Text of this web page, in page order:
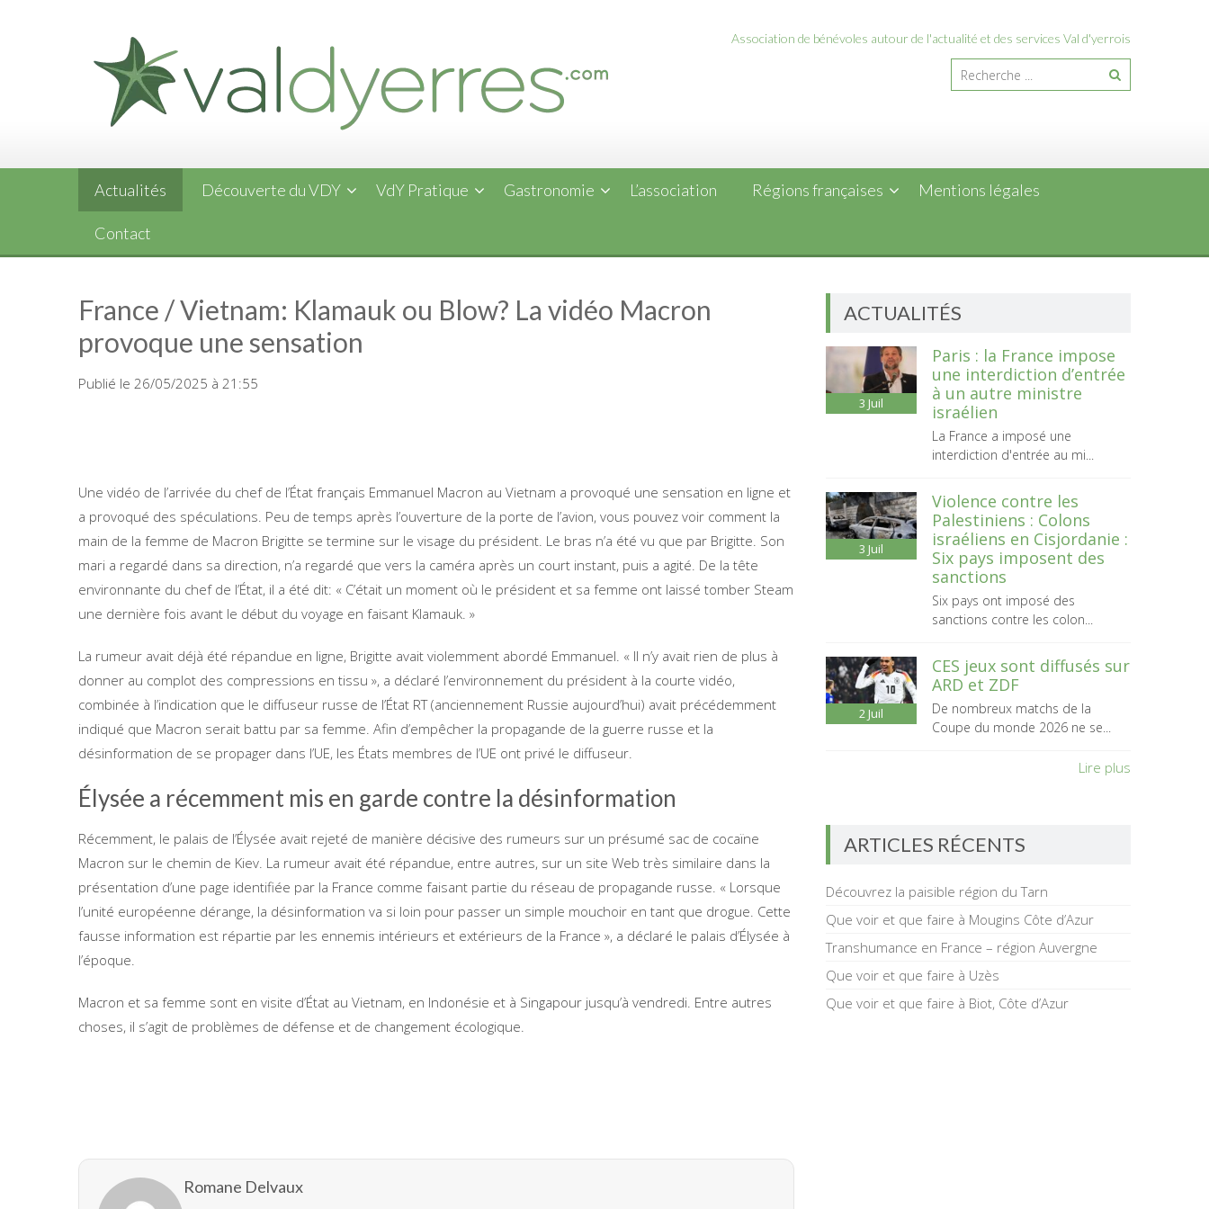
Association de bénévoles autour de l'actualité et des services Val d'yerrois
Actualités Découverte du VDY VdY Pratique Gastronomie L’association Régions françaises Mentions légales
Contact
France / Vietnam: Klamauk ou Blow? La vidéo Macron
provoque une sensation
Publié le 26/05/2025 à 21:55
Une vidéo de l’arrivée du chef de l’État français Emmanuel Macron au Vietnam a provoqué une sensation en ligne et
a provoqué des spéculations. Peu de temps après l’ouverture de la porte de l’avion, vous pouvez voir comment la
main de la femme de Macron Brigitte se termine sur le visage du président. Le bras n’a été vu que par Brigitte. Son
mari a regardé dans sa direction, n’a regardé que vers la caméra après un court instant, puis a agité. De la tête
environnante du chef de l’État, il a été dit: « C’était un moment où le président et sa femme ont laissé tomber Steam
une dernière fois avant le début du voyage en faisant Klamauk. »
La rumeur avait déjà été répandue en ligne, Brigitte avait violemment abordé Emmanuel. « Il n’y avait rien de plus à
donner au complot des compressions en tissu », a déclaré l’environnement du président à la courte vidéo,
combinée à l’indication que le diffuseur russe de l’État RT (anciennement Russie aujourd’hui) avait précédemment
indiqué que Macron serait battu par sa femme. Afin d’empêcher la propagande de la guerre russe et la
désinformation de se propager dans l’UE, les États membres de l’UE ont privé le diffuseur.
Élysée a récemment mis en garde contre la désinformation
Récemment, le palais de l’Élysée avait rejeté de manière décisive des rumeurs sur un présumé sac de cocaïne
Macron sur le chemin de Kiev. La rumeur avait été répandue, entre autres, sur un site Web très similaire dans la
présentation d’une page identifiée par la France comme faisant partie du réseau de propagande russe. « Lorsque
l’unité européenne dérange, la désinformation va si loin pour passer un simple mouchoir en tant que drogue. Cette
fausse information est répartie par les ennemis intérieurs et extérieurs de la France », a déclaré le palais d’Élysée à
l’époque.
Macron et sa femme sont en visite d’État au Vietnam, en Indonésie et à Singapour jusqu’à vendredi. Entre autres
choses, il s’agit de problèmes de défense et de changement écologique.
Romane Delvaux
ACTUALITÉS
3 Juil
Paris : la France impose
une interdiction d’entrée
à un autre ministre
israélien
La France a imposé une
interdiction d'entrée au mi...
3 Juil
Violence contre les
Palestiniens : Colons
israéliens en Cisjordanie :
Six pays imposent des
sanctions
Six pays ont imposé des
sanctions contre les colon...
2 Juil
CES jeux sont diffusés sur
ARD et ZDF
De nombreux matchs de la
Coupe du monde 2026 ne se...
Lire plus
ARTICLES RÉCENTS
Découvrez la paisible région du Tarn
Que voir et que faire à Mougins Côte d’Azur
Transhumance en France – région Auvergne
Que voir et que faire à Uzès
Que voir et que faire à Biot, Côte d’Azur